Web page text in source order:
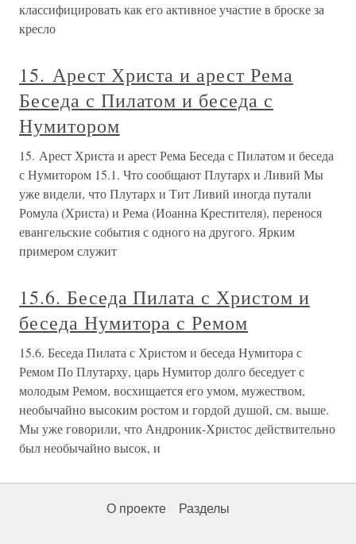
классифицировать как его активное участие в броске за
кресло
15. Арест Христа и арест Рема
Беседа с Пилатом и беседа с
Нумитором
15. Арест Христа и арест Рема Беседа с Пилатом и беседа
с Нумитором 15.1. Что сообщают Плутарх и Ливий Мы
уже видели, что Плутарх и Тит Ливий иногда путали
Ромула (Христа) и Рема (Иоанна Крестителя), перенося
евангельские события с одного на другого. Ярким
примером служит
15.6. Беседа Пилата с Христом и
беседа Нумитора с Ремом
15.6. Беседа Пилата с Христом и беседа Нумитора с
Ремом По Плутарху, царь Нумитор долго беседует с
молодым Ремом, восхищается его умом, мужеством,
необычайно высоким ростом и гордой душой, см. выше.
Мы уже говорили, что Андроник-Христос действительно
был необычайно высок, и
О проекте Разделы